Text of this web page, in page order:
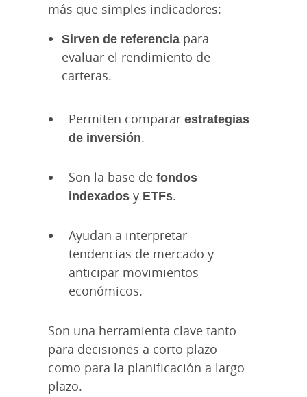
más que simples indicadores:
Sirven de referencia para
evaluar el rendimiento de
carteras.
Permiten comparar estrategias
de inversión.
Son la base de fondos
indexados y ETFs.
Ayudan a interpretar
tendencias de mercado y
anticipar movimientos
económicos.
Son una herramienta clave tanto
para decisiones a corto plazo
como para la planificación a largo
plazo.